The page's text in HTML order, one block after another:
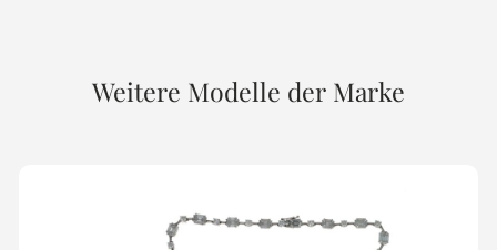
Weitere Modelle der Marke